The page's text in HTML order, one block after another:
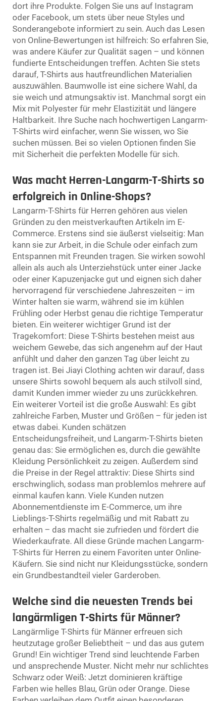
dort ihre Produkte. Folgen Sie uns auf Instagram
oder Facebook, um stets über neue Styles und
Sonderangebote informiert zu sein. Auch das Lesen
von Online-Bewertungen ist hilfreich: So erfahren Sie,
was andere Käufer zur Qualität sagen – und können
fundierte Entscheidungen treffen. Achten Sie stets
darauf, T-Shirts aus hautfreundlichen Materialien
auszuwählen. Baumwolle ist eine sichere Wahl, da
sie weich und atmungsaktiv ist. Manchmal sorgt ein
Mix mit Polyester für mehr Elastizität und längere
Haltbarkeit. Ihre Suche nach hochwertigen Langarm-
T-Shirts wird einfacher, wenn Sie wissen, wo Sie
suchen müssen. Bei so vielen Optionen finden Sie
mit Sicherheit die perfekten Modelle für sich.
Was macht Herren-Langarm-T-Shirts so
erfolgreich in Online-Shops?
Langarm-T-Shirts für Herren gehören aus vielen
Gründen zu den meistverkauften Artikeln im E-
Commerce. Erstens sind sie äußerst vielseitig: Man
kann sie zur Arbeit, in die Schule oder einfach zum
Entspannen mit Freunden tragen. Sie wirken sowohl
allein als auch als Unterziehstück unter einer Jacke
oder einer Kapuzenjacke gut und eignen sich daher
hervorragend für verschiedene Jahreszeiten – im
Winter halten sie warm, während sie im kühlen
Frühling oder Herbst genau die richtige Temperatur
bieten. Ein weiterer wichtiger Grund ist der
Tragekomfort: Diese T-Shirts bestehen meist aus
weichem Gewebe, das sich angenehm auf der Haut
anfühlt und daher den ganzen Tag über leicht zu
tragen ist. Bei Jiayi Clothing achten wir darauf, dass
unsere Shirts sowohl bequem als auch stilvoll sind,
damit Kunden immer wieder zu uns zurückkehren.
Ein weiterer Vorteil ist die große Auswahl: Es gibt
zahlreiche Farben, Muster und Größen – für jeden ist
etwas dabei. Kunden schätzen
Entscheidungsfreiheit, und Langarm-T-Shirts bieten
genau das: Sie ermöglichen es, durch die gewählte
Kleidung Persönlichkeit zu zeigen. Außerdem sind
die Preise in der Regel attraktiv: Diese Shirts sind
erschwinglich, sodass man problemlos mehrere auf
einmal kaufen kann. Viele Kunden nutzen
Abonnementdienste im E-Commerce, um ihre
Lieblings-T-Shirts regelmäßig und mit Rabatt zu
erhalten – das macht sie zufrieden und fördert die
Wiederkaufrate. All diese Gründe machen Langarm-
T-Shirts für Herren zu einem Favoriten unter Online-
Käufern. Sie sind nicht nur Kleidungsstücke, sondern
ein Grundbestandteil vieler Garderoben.
Welche sind die neuesten Trends bei
langärmligen T-Shirts für Männer?
Langärmlige T-Shirts für Männer erfreuen sich
heutzutage großer Beliebtheit – und das aus gutem
Grund! Ein wichtiger Trend sind leuchtende Farben
und ansprechende Muster. Nicht mehr nur schlichtes
Schwarz oder Weiß: Jetzt dominieren kräftige
Farben wie helles Blau, Grün oder Orange. Diese